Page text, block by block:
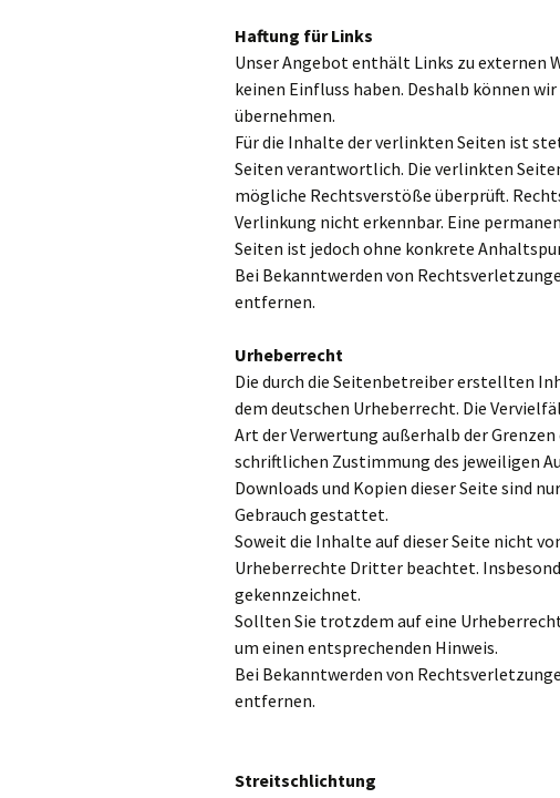
Haftung für Links
Unser Angebot enthält Links zu externen
keinen Einfluss haben. Deshalb können
übernehmen.
Für die Inhalte der verlinkten Seiten ist
Seiten verantwortlich. Die verlinkten
mögliche Rechtsverstöße überprüft.
Verlinkung nicht erkennbar. Eine
Seiten ist jedoch ohne konkrete
Bei Bekanntwerden von
entfernen.
Urheberrecht
Die durch die Seitenbetreiber erstellten
dem deutschen Urheberrecht. Die
Art der Verwertung außerhalb der
schriftlichen Zustimmung des jeweiligen
Downloads und Kopien dieser Seite sind
Gebrauch gestattet.
Soweit die Inhalte auf dieser Seite nicht
Urheberrechte Dritter beachtet.
gekennzeichnet.
Sollten Sie trotzdem auf eine
um einen entsprechenden Hinweis.
Bei Bekanntwerden von
entfernen.
Streitschlichtung